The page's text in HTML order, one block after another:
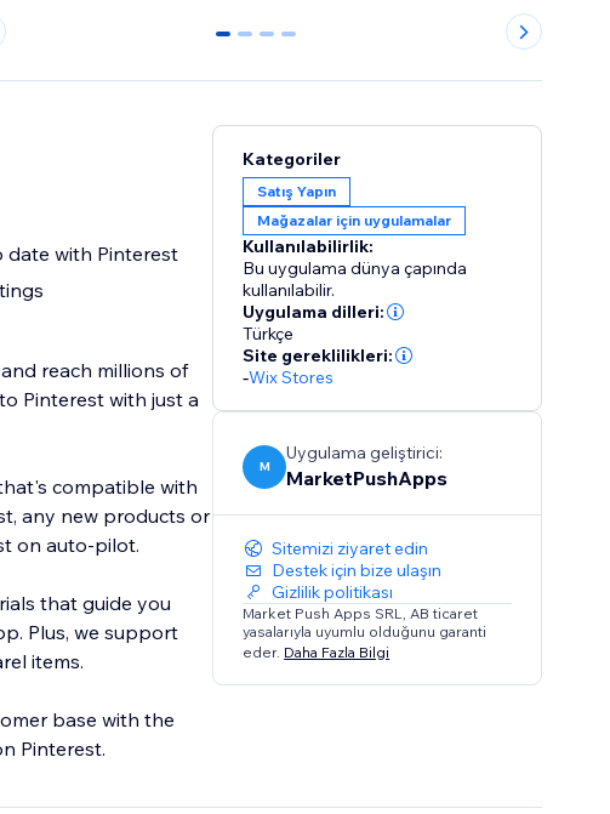
0 1 2 3
with Pinterest
reach millions of
Pinterest with just a
compatible with
any new products or
on auto-pilot.
that guide you
Plus, we support
items.
base with the
Pinterest.
Kategoriler
Satış Yapın
Mağazalar için uygulamalar
Kullanılabilirlik:
Bu uygulama dünya çapında
kullanılabilir.
Uygulama dilleri:
Türkçe
Site gereklilikleri:
-Wix Stores
M
Uygulama geliştirici:
MarketPushApps
Sitemizi ziyaret edin
Destek için bize ulaşın
Gizlilik politikası
Market Push Apps SRL, AB ticaret
yasalarıyla uyumlu olduğunu garanti
eder. Daha Fazla Bilgi